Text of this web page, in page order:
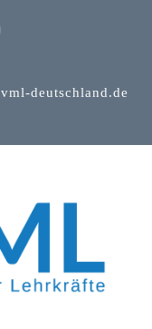
deutschland.de